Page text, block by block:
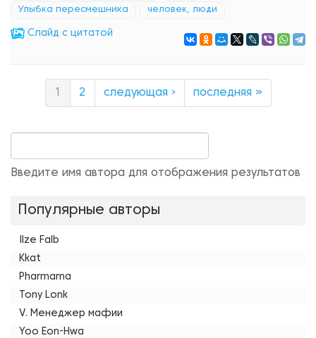
Улыбка пересмешника человек, люди
Cлайд с цитатой
2 следующая › последняя »
Введите имя автора для отображения результатов
Популярные авторы
Ilze Falb
Kkat
Pharmama
Tony Lonk
V. Менеджер мафии
Yoo Eon-Hwa